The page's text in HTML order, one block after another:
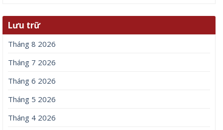
Lưu trữ
Tháng 8 2026
Tháng 7 2026
Tháng 6 2026
Tháng 5 2026
Tháng 4 2026